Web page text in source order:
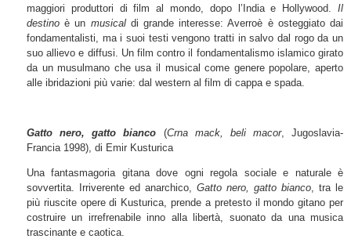
maggiori produttori di film al mondo, dopo l’India e Hollywood. Il
destino è un musicaldi grande interesse: Averroè è osteggiato dai
fondamentalisti, ma i suoi testi vengono tratti in salvo dal rogo da un
suo allievo e diffusi. Un film contro il fondamentalismo islamico girato
da un musulmano che usa il musical come genere popolare, aperto
alle ibridazioni più varie: dal western al film di cappa e spada.
Gatto nero, gatto bianco (Crna mack, beli macor, Jugoslavia-
Francia 1998), di Emir Kusturica
Una fantasmagoria gitana dove ogni regola sociale e naturale è
sovvertita. Irriverente ed anarchico, Gatto nero, gatto bianco , tra le
più riuscite opere di Kusturica, prende a pretesto il mondo gitano per
costruire un irrefrenabile inno alla libertà, suonato da una musica
trascinante e caotica.